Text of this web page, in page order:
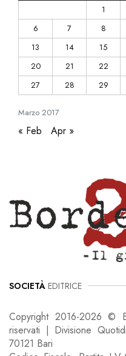
Marzo 2017
1
6
7 8
13
14 15
20
21 22
27
28 29
« Feb Apr »
SOCIETÀ EDITRICE
Copyright 2016-2026 ©
riservati | Divisione
70121 Bari